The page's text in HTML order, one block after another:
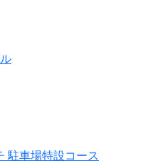
駐車場特設コース